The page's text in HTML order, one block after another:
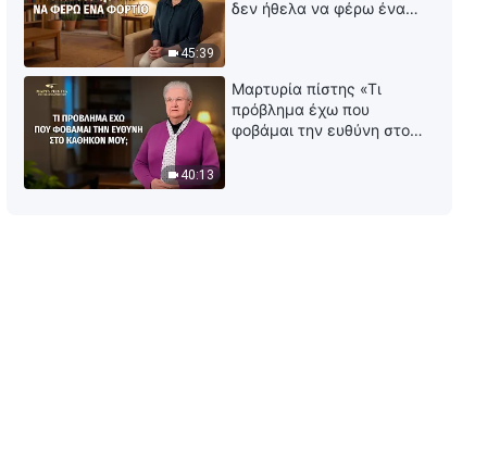
38:02
μπορεί να σωθεί μόνο μέσα
από τη διαχείριση του Θεού»
42:58
Ομιλία του Θεού | «Ιδού η
εμφάνιση του Θεού με την
κρίση και την παίδευσή Του»
45:39
δεν ήθελα να φέρω ένα
40:13
Μαρτυρία πίστης «Τι
πρόβλημα έχω που
φοβάμαι την ευθύνη στο